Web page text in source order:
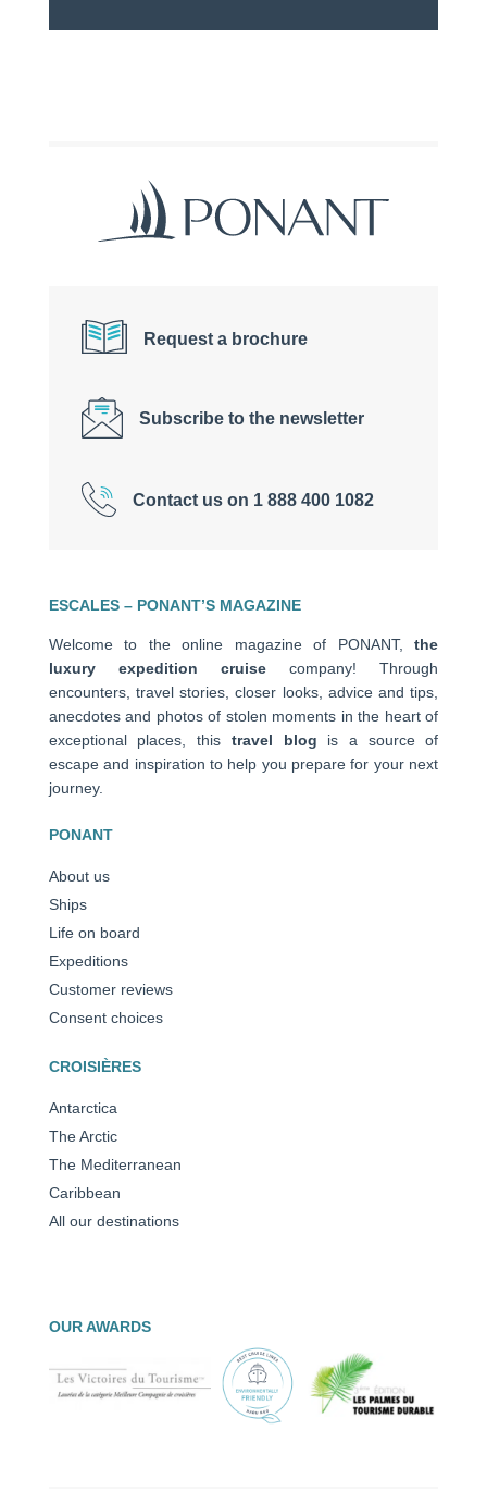
Request a brochure
Subscribe to the newsletter
Contact us on 1 888 400 1082
ESCALES – PONANT’S MAGAZINE
Welcome to the online magazine of PONANT,the
luxury expedition cruise company! Through
encounters, travel stories, closer looks, advice and tips,
anecdotes and photos of stolen moments in the heart of
exceptional places, this travel blog is a source of
escape and inspiration to help you prepare for your next
journey.
PONANT
About us
Ships
Life on board
Expeditions
Customer reviews
Consent choices
CROISIÈRES
Antarctica
The Arctic
The Mediterranean
Caribbean
All our destinations
OUR AWARDS